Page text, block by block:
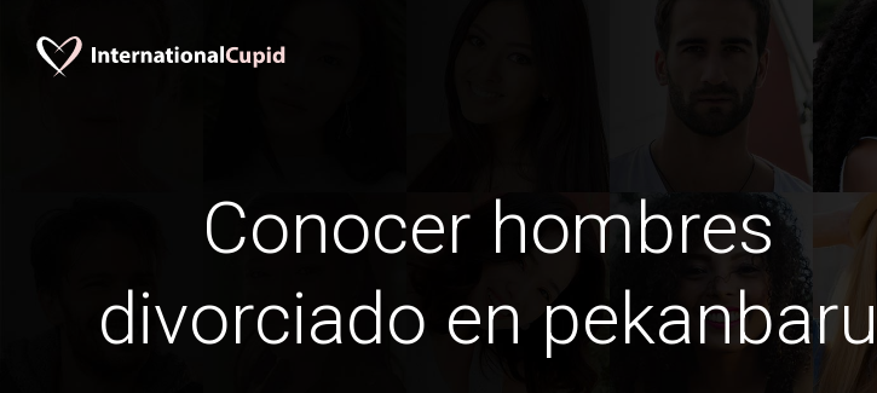
Conocer hombres
divorciado en pekanbaru